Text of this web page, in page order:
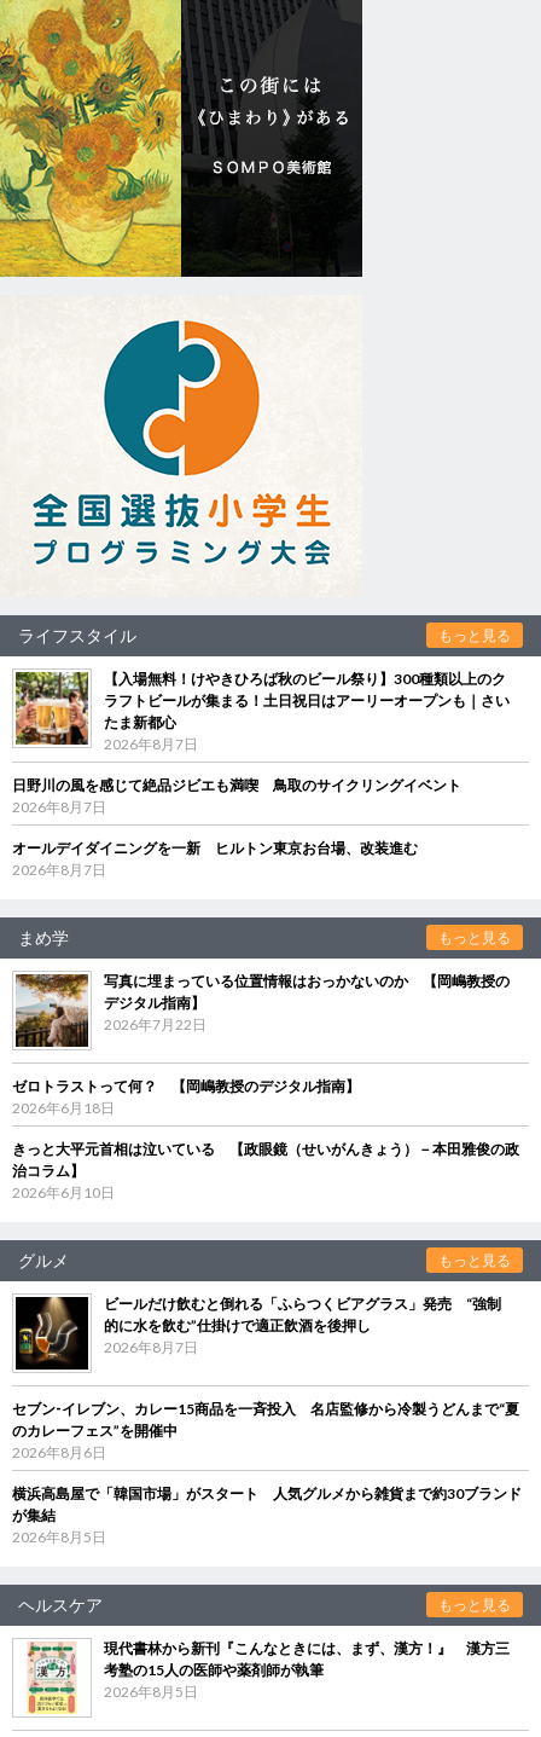
ライフスタイル もっと見る
【入場無料！けやきひろば秋のビール祭り】300種類以上のク
ラフトビールが集まる！土日祝日はアーリーオープンも｜さい
たま新都心
2026年8月7日
日野川の風を感じて絶品ジビエも満喫 鳥取のサイクリングイベント
2026年8月7日
オールデイダイニングを一新 ヒルトン東京お台場、改装進む
2026年8月7日
まめ学 もっと見る
写真に埋まっている位置情報はおっかないのか 【岡嶋教授の
デジタル指南】
2026年7月22日
ゼロトラストって何？ 【岡嶋教授のデジタル指南】
2026年6月18日
きっと大平元首相は泣いている 【政眼鏡（せいがんきょう）－本田雅俊の政
治コラム】
2026年6月10日
グルメ もっと見る
ビールだけ飲むと倒れる「ふらつくビアグラス」発売 “強制
的に水を飲む”仕掛けで適正飲酒を後押し
2026年8月7日
セブン‐イレブン、カレー15商品を一斉投入 名店監修から冷製うどんまで“夏
のカレーフェス”を開催中
2026年8月6日
横浜高島屋で「韓国市場」がスタート 人気グルメから雑貨まで約30ブランド
が集結
2026年8月5日
ヘルスケア もっと見る
現代書林から新刊『こんなときには、まず、漢方！』 漢方三
考塾の15人の医師や薬剤師が執筆
2026年8月5日